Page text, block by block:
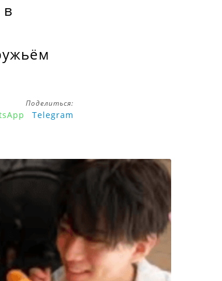
Поделиться:
Telegram